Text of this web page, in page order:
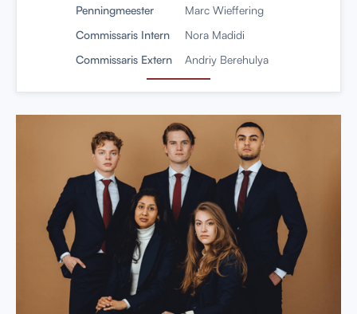
Penningmeester
Marc Wieffering
Commissaris Intern
Nora Madidi
Commissaris Extern
Andriy Berehulya